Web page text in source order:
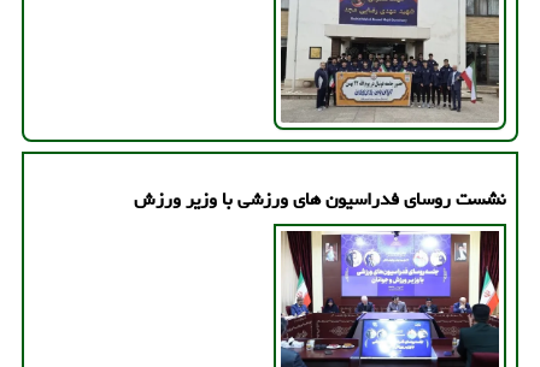
نشست روسای فدراسیون های ورزشی با وزیر ورزش